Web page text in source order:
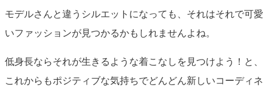
モデルさんと違うシルエットになっても、それはそれで可愛
いファッションが見つかるかもしれませんよね。
低身長ならそれが生きるような着こなしを見つけよう！と、
これからもポジティブな気持ちでどんどん新しいコーディネ